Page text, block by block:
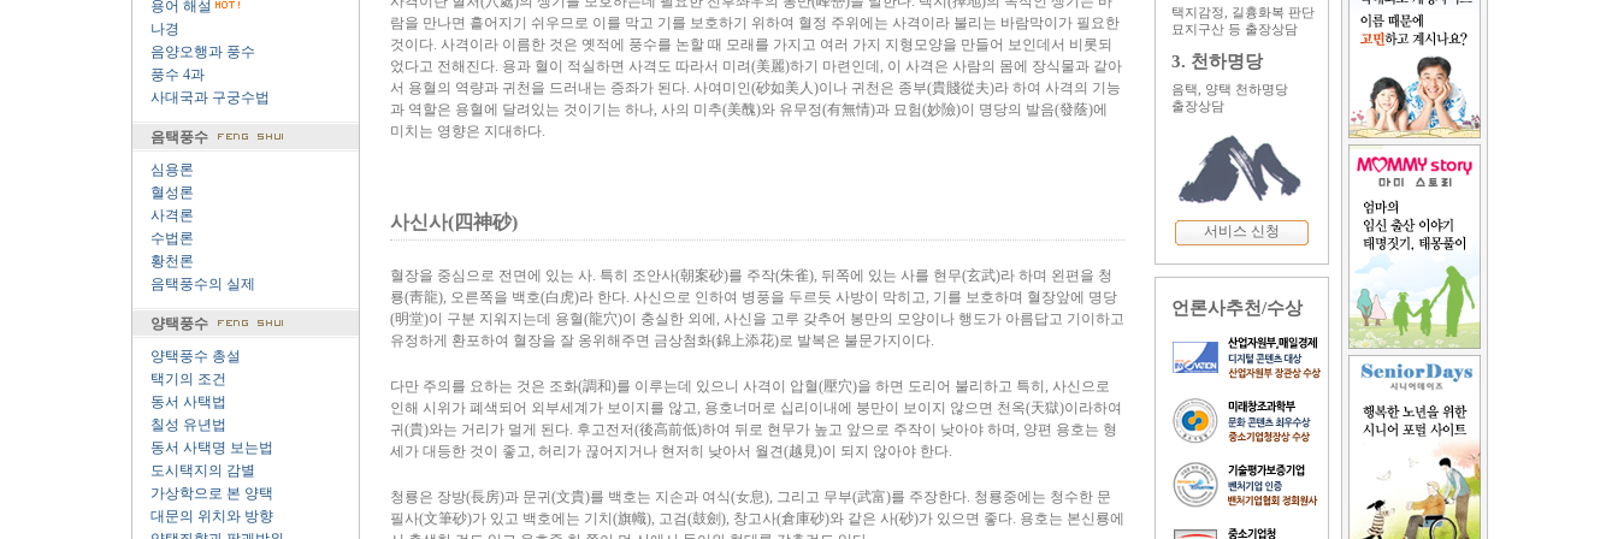
용어 해설
나경
음양오행과 풍수
풍수 4과
사대국과 구궁수법
음택풍수
심용론
혈성론
사격론
수법론
황천론
음택풍수의 실제
양택풍수
양택풍수 총설
택기의 조건
동서 사택법
칠성 유년법
동서 사택명 보는법
도시택지의 감별
가상학으로 본 양택
대문의 위치와 방향
람을 만나면 흩어지기 쉬우므로 이를 막고 기를 보호하기 위하여 혈정 주위에는 사격이라 불리는 바람막이가 필요한
것이다. 사격이라 이름한 것은 옛적에 풍수를 논할 때 모래를 가지고 여러 가지 지형모양을 만들어 보인데서 비롯되
었다고 전해진다. 용과 혈이 적실하면 사격도 따라서 미려(美麗)하기 마련인데, 이 사격은 사람의 몸에 장식물과 같아
서 용혈의 역량과 귀천을 드러내는 증좌가 된다. 사여미인(砂如美人)이나 귀천은 종부(貴賤從夫)라 하여 사격의 기능
과 역할은 용혈에 달려있는 것이기는 하나, 사의 미추(美醜)와 유무정(有無情)과 묘험(妙險)이 명당의 발음(發蔭)에
미치는 영향은 지대하다.
사신사(四神砂)
혈장을 중심으로 전면에 있는 사. 특히 조안사(朝案砂)를 주작(朱雀), 뒤쪽에 있는 사를 현무(玄武)라 하며 왼편을 청
룡(靑龍), 오른쪽을 백호(白虎)라 한다. 사신으로 인하여 병풍을 두르듯 사방이 막히고, 기를 보호하며 혈장앞에 명당
(明堂)이 구분 지워지는데 용혈(龍穴)이 충실한 외에, 사신을 고루 갖추어 봉만의 모양이나 행도가 아름답고 기이하고
유정하게 환포하여 혈장을 잘 옹위해주면 금상첨화(錦上添花)로 발복은 불문가지이다.
다만 주의를 요하는 것은 조화(調和)를 이루는데 있으니 사격이 압혈(壓穴)을 하면 도리어 불리하고 특히, 사신으로
인해 시위가 폐색되어 외부세계가 보이지를 않고, 용호너머로 십리이내에 붕만이 보이지 않으면 천옥(天獄)이라하여
귀(貴)와는 거리가 멀게 된다. 후고전저(後高前低)하여 뒤로 현무가 높고 앞으로 주작이 낮아야 하며, 양편 용호는 형
세가 대등한 것이 좋고, 허리가 끊어지거나 현저히 낮아서 월견(越見)이 되지 않아야 한다.
청룡은 장방(長房)과 문귀(文貴)를 백호는 지손과 여식(女息), 그리고 무부(武富)를 주장한다. 청룡중에는 청수한 문
필사(文筆砂)가 있고 백호에는 기치(旗幟), 고검(鼓劍), 창고사(倉庫砂)와 같은 사(砂)가 있으면 좋다. 용호는 본신룡에
택지감정, 길흉화복 판단
묘지구산 등 출장상담
3. 천하명당
음택, 양택 천하명당
출장상담
서비스 신청
언론사추천/수상